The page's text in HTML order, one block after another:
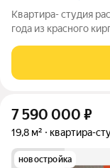
Квартира- студия
года из красного
санузел совмещен
дверь, домофон,
7 590 000 ₽
19,8 м² квартира-
новостройка